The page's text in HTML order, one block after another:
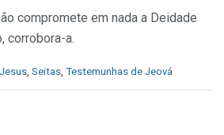
compromete em nada a Deidade
corrobora-a.
Seitas Testemunhas de Jeová